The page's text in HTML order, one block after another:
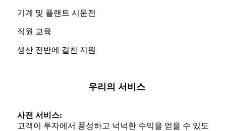
기계 및 플랜트 시운전
직원 교육
생산 전반에 걸친 지원
우리의 서비스
사전 서비스:
고객이 투자에서 풍성하고 넉넉한 수익을 얻을 수 있도